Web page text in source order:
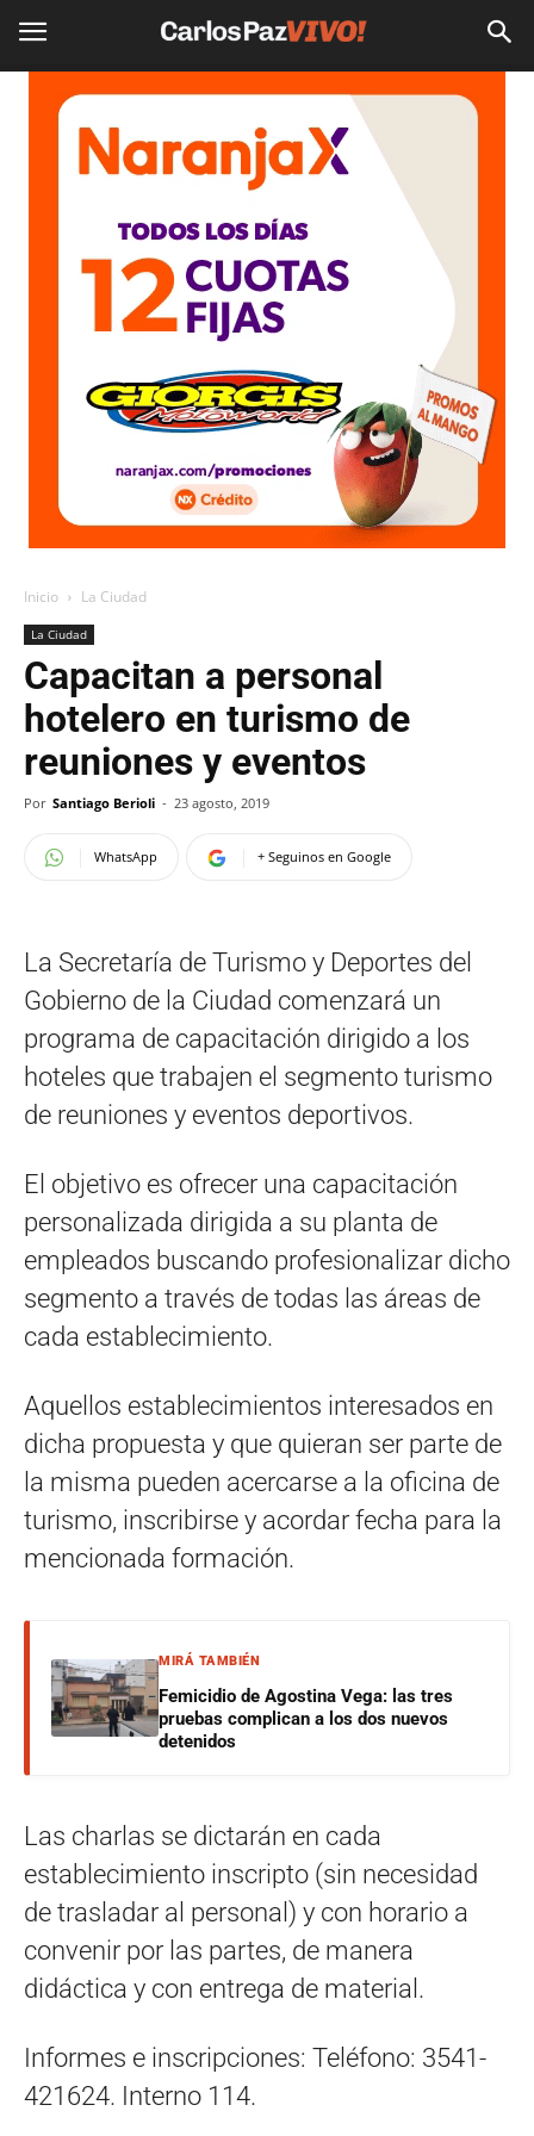
Inicio La Ciudad
La Ciudad
Capacitan a personal
hotelero en turismo de
reuniones y eventos
Por Santiago Berioli - 23 agosto, 2019
WhatsApp + Seguinos en Google
La Secretaría de Turismo y Deportes del
Gobierno de la Ciudad comenzará un
programa de capacitación dirigido a los
hoteles que trabajen el segmento turismo
de reuniones y eventos deportivos.
El objetivo es ofrecer una capacitación
personalizada dirigida a su planta de
empleados buscando profesionalizar dicho
segmento a través de todas las áreas de
cada establecimiento.
Aquellos establecimientos interesados en
dicha propuesta y que quieran ser parte de
la misma pueden acercarse a la oficina de
turismo, inscribirse y acordar fecha para la
mencionada formación.
MIRÁ TAMBIÉN
Femicidio de Agostina Vega: las tres
pruebas complican a los dos nuevos
detenidos
Las charlas se dictarán en cada
establecimiento inscripto (sin necesidad
de trasladar al personal) y con horario a
convenir por las partes, de manera
didáctica y con entrega de material.
Informes e inscripciones: Teléfono: 3541-
421624. Interno 114.